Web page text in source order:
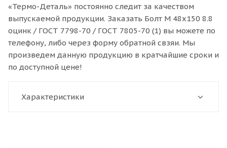
«Термо-Деталь» постоянно следит за качеством
выпускаемой продукции. Заказать Болт M 48x150 8.8
оцинк / ГОСТ 7798-70 / ГОСТ 7805-70 (1) вы можете по
телефону, либо через форму обратной свзяи. Мы
произведем данную продукцию в кратчайшие сроки и
по доступной цене!
Характеристики